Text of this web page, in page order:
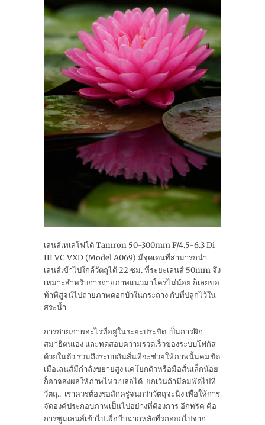
เลนส์เทเลโฟโต้ Tamron 50-300mm F/4.5-6.3 Di
III VC VXD (Model A069) มีจุดเด่นที่สามารถนำ
เลนส์เข้าไปใกล้วัตถุได้ 22 ซม. ที่ระยะเลนส์ 50mm จึง
เหมาะสำหรับการถ่ายภาพแนวมาโครไม่น้อย ก็เลยขอ
ท้าพิสูจน์ไปถ่ายภาพดอกบัวในกระถาง กับที่ปลูกไว้ใน
สระน้ำ
การถ่ายภาพอะไรที่อยู่ในระยะประชิด เป็นการฝึก
สมาธิตนเอง และทดสอบความรวดเร็วของระบบโฟกัส
ด้วยในตัว รวมถึงระบบกันสั่นที่จะช่วยให้ภาพนั้นคมชัด
เมื่อเลนส์มีกำลังขยายสูง แค่โยกตัวหรือมือสั่นเล็กน้อย
ก็อาจส่งผลให้ภาพไหวเบลอได้ ยกเว้นถ้ามีลมพัดไปที่
วัตถุ.. เราควรต้องรอสักครู่จนกว่าวัตถุจะนิ่ง เพื่อให้การ
จัดองค์ประกอบภาพเป็นไปอย่างที่ต้องการ อีกทริค คือ
การซูมเลนส์เข้าไปเพื่อบีบฉากหลังที่รกออกไปจาก